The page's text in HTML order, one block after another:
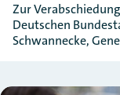
Zur
Deutschen
Schwannecke,